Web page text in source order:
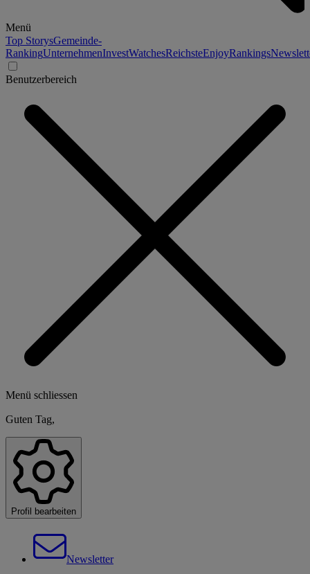
Menü
Top StorysGemeinde-
RankingUnternehmenInvestWatchesReichsteEnjoyRankings
Benutzerbereich
Menü schliessen
Guten Tag,
Profil bearbeiten
Newsletter